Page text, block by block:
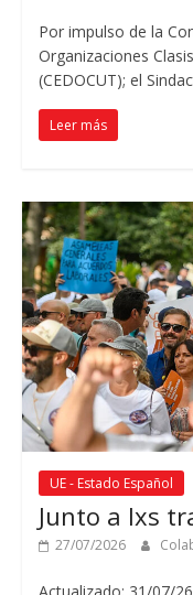
Por impulso de la
Organizaciones
(CEDOCUT); el
Leer más
UE - Estado Español
Junto a lxs
27/07/2026